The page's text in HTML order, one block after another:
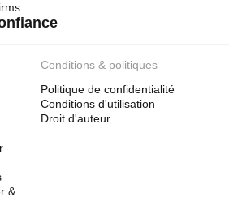
&
Conditions & politiques
Politique de confidentialité
Conditions d'utilisation
Droit d'auteur